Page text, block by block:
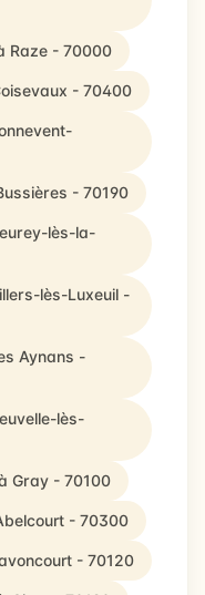
Raze - 70000
- 70400
- 70190
lès-la-
lès-Luxeuil -
Aynans -
lès-
Gray - 70100
- 70300
- 70120